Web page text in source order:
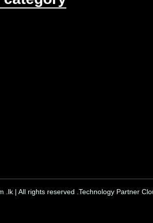
| All rights reserved .Technology Partner